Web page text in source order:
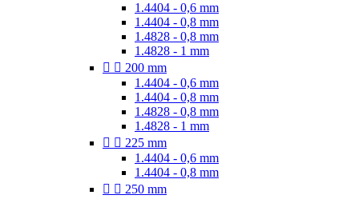
1.4404 - 0,6 mm
1.4404 - 0,8 mm
1.4828 - 0,8 mm
1.4828 - 1 mm
  200 mm
1.4404 - 0,6 mm
1.4404 - 0,8 mm
1.4828 - 0,8 mm
1.4828 - 1 mm
  225 mm
1.4404 - 0,6 mm
1.4404 - 0,8 mm
  250 mm